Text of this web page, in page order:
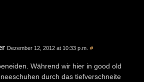
Dezember 12, 2012 at 10:33 p.m. #
Während wir hier in good old
durch das tiefverschneite